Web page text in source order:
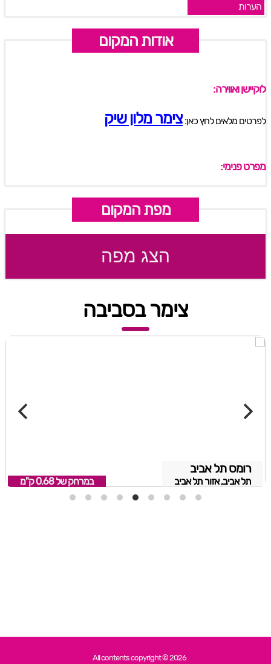
הערות
אודות המקום
לוקיישן ואווירה:
לפרטים מלאים לחץ כאן:צימר מלון שיק
מפרט פנימי:
מפת המקום
הצג מפה
צימר בסביבה
רומס תל אביב
תל אביב, אזור תל אביב במרחק של 0.68 ק"מ
All contents copyright © 2026